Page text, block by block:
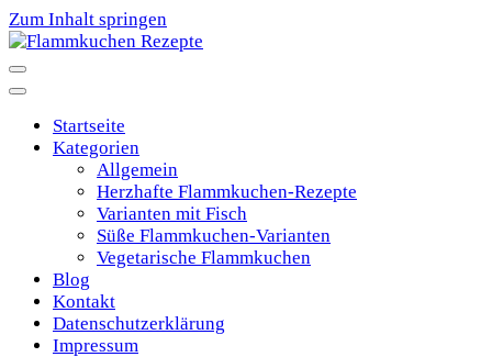
Zum Inhalt springen
Flammkuchen Rezepte
Startseite
Kategorien
Allgemein
Herzhafte Flammkuchen-Rezepte
Varianten mit Fisch
Süße Flammkuchen-Varianten
Vegetarische Flammkuchen
Blog
Kontakt
Datenschutzerklärung
Impressum